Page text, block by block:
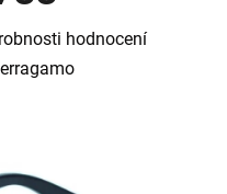
je 0,0 z 5 hvězdiček.
hodnocení